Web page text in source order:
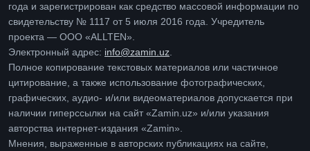
года и зарегистрирован как средство массовой информации по
свидетельству № 1117 от 5 июля 2016 года. Учредитель
проекта — ООО «ALLTEN».
Электронный адрес: info@zamin.uz
Полное копирование текстовых материалов или частичное
цитирование, а также использование фотографических,
графических, аудио- и/или видеоматериалов допускается при
наличии гиперссылки на сайт «Zamin.uz» и/или указания
авторства интернет-издания «Zamin».
Мнения, выраженные в авторских публикациях на сайте,